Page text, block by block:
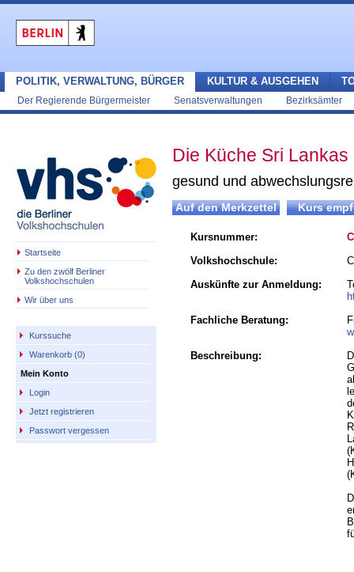
POLITIK, VERWALTUNG, BÜRGER
Der Regierende Bürgermeister Senatsverwaltungen Bezirksämter
KULTUR & AUSGEHEN
Startseite
Zu den zwölf Berliner
Volkshochschulen
Wir über uns
Kurssuche
Warenkorb (0)
Mein Konto
Login
Jetzt registrieren
Passwort vergessen
Die Küche Sri
gesund und
Kursnummer:
Volkshochschule:
Auskünfte zur Anmeldung:
Fachliche Beratung:
Beschreibung: